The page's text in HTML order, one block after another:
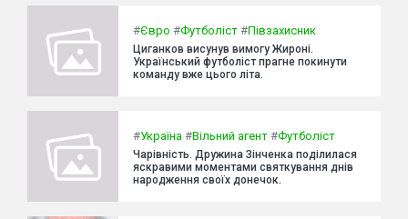
#Євро #Футболіст #Півзахисник
Циганков висунув вимогу Жироні.
Український футболіст прагне покинути
команду вже цього літа.
#Україна #Вільний агент #Футболіст
Чарівність. Дружина Зінченка поділилася
яскравими моментами святкування днів
народження своїх донечок.